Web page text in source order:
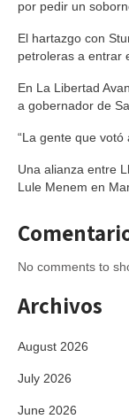
por pedir un
El hartazgo con
petroleras a entrar
En La Libertad
a gobernador de
“La gente que votó
Una alianza entre
Lule Menem en
No comments to
Archivos
August 2026
July 2026
June 2026